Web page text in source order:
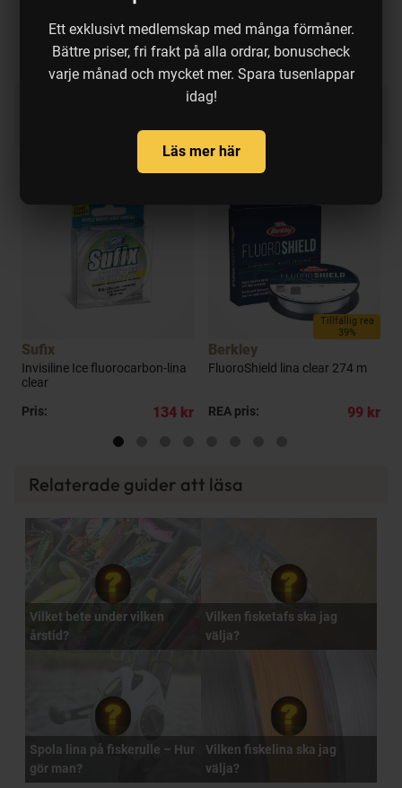
Ett exklusivt medlemskap med många förmåner.
Bättre priser, fri frakt på alla ordrar, bonuscheck
varje månad och mycket mer. Spara tusenlappar
idag!
Läs mer här
REA pris:
135 kr
REA pris:
59 kr
Vi hittade andra produkter du kanske
Sufix
Invisiline Ice fluorocarbon-lina
clear
Pris:
134 kr
Tillfällig rea
39%
Berkley
FluoroShield lina clear 274 m
REA pris: 99 kr
Relaterade guider att läsa
Vilket bete under vilken
årstid?
Vilken fisketafs ska jag
välja?
Spola lina på fiskerulle – Hur
gör man?
Vilken fiskelina ska jag
välja?